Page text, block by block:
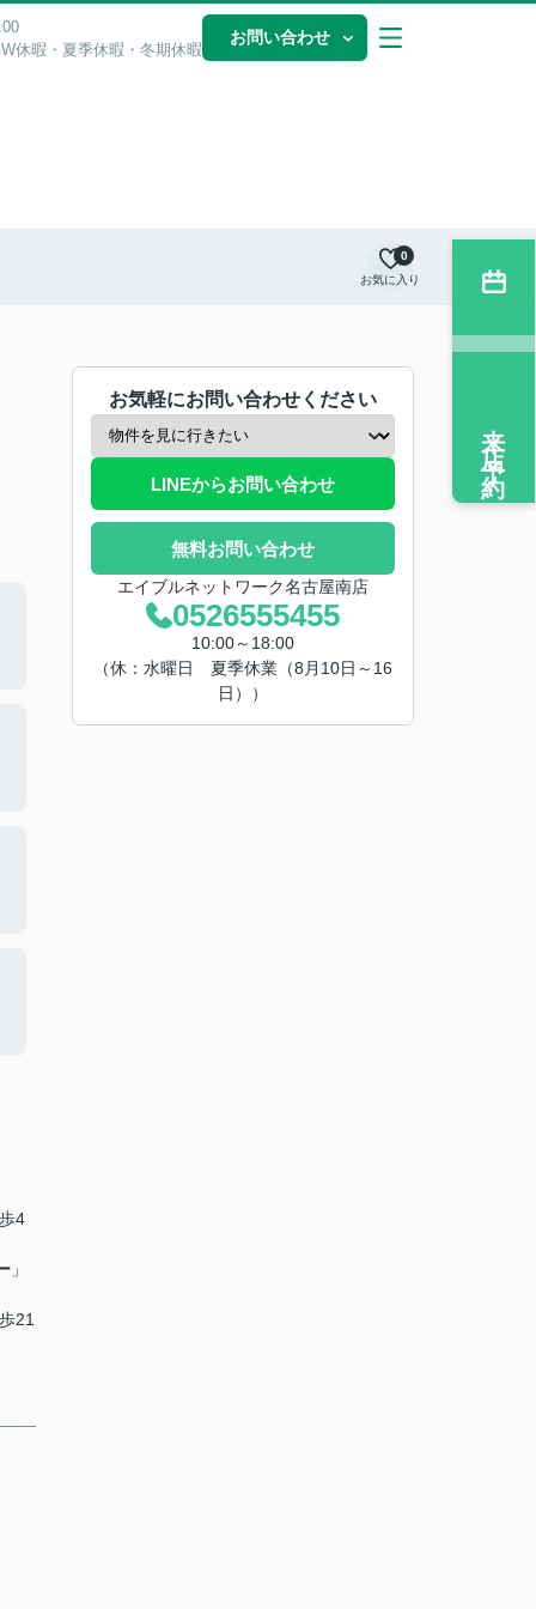
休暇・夏季休暇・冬期休暇
お問い合わせ
お気に入り
0
4
」
21
お気軽にお問い合わせください
LINEからお問い合わせ
無料お問い合わせ
エイブルネットワーク名古屋南店
0526555455
10:00～18:00
（休：水曜日 夏季休業（8月10日～16
日））
来店予約